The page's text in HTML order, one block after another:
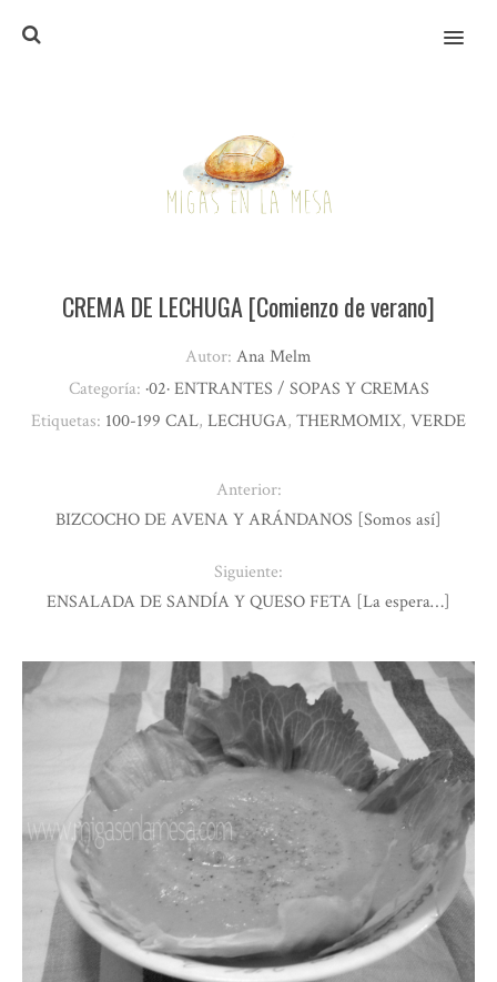
MENU
CREMA DE LECHUGA [Comienzo de verano]
Autor: Ana Melm
Categoría: ·02· ENTRANTES / SOPAS Y CREMAS
Etiquetas: 100-199 CAL, LECHUGA, THERMOMIX, VERDE
Anterior:
BIZCOCHO DE AVENA Y ARÁNDANOS [Somos así]
Siguiente:
ENSALADA DE SANDÍA Y QUESO FETA [La espera…]